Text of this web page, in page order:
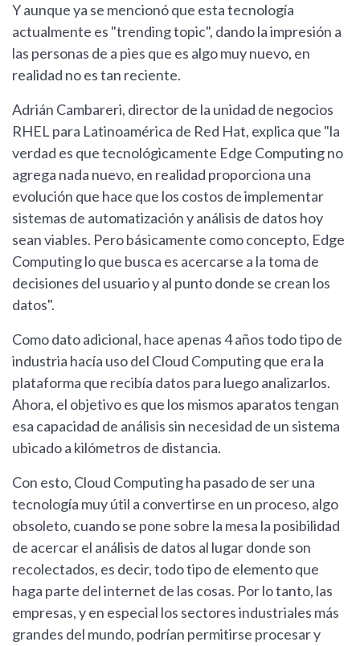
Y aunque ya se mencionó que esta tecnología
actualmente es "trending topic", dando la impresión a
las personas de a pies que es algo muy nuevo, en
realidad no es tan reciente.
Adrián Cambareri, director de la unidad de negocios
RHEL para Latinoamérica de Red Hat, explica que "la
verdad es que tecnológicamente Edge Computing no
agrega nada nuevo, en realidad proporciona una
evolución que hace que los costos de implementar
sistemas de automatización y análisis de datos hoy
sean viables. Pero básicamente como concepto, Edge
Computing lo que busca es acercarse a la toma de
decisiones del usuario y al punto donde se crean los
datos".
Como dato adicional, hace apenas 4 años todo tipo de
industria hacía uso del Cloud Computing que era la
plataforma que recibía datos para luego analizarlos.
Ahora, el objetivo es que los mismos aparatos tengan
esa capacidad de análisis sin necesidad de un sistema
ubicado a kilómetros de distancia.
Con esto, Cloud Computing ha pasado de ser una
tecnología muy útil a convertirse en un proceso, algo
obsoleto, cuando se pone sobre la mesa la posibilidad
de acercar el análisis de datos al lugar donde son
recolectados, es decir, todo tipo de elemento que
haga parte del internet de las cosas. Por lo tanto, las
empresas, y en especial los sectores industriales más
grandes del mundo, podrían permitirse procesar y